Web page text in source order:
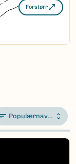
Forstørr
Populærnavn A-Å